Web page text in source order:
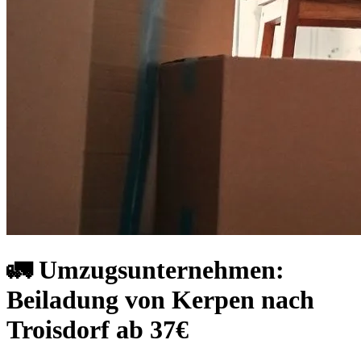
🚛 Umzugsunternehmen:
Beiladung von Kerpen nach
Troisdorf ab 37€